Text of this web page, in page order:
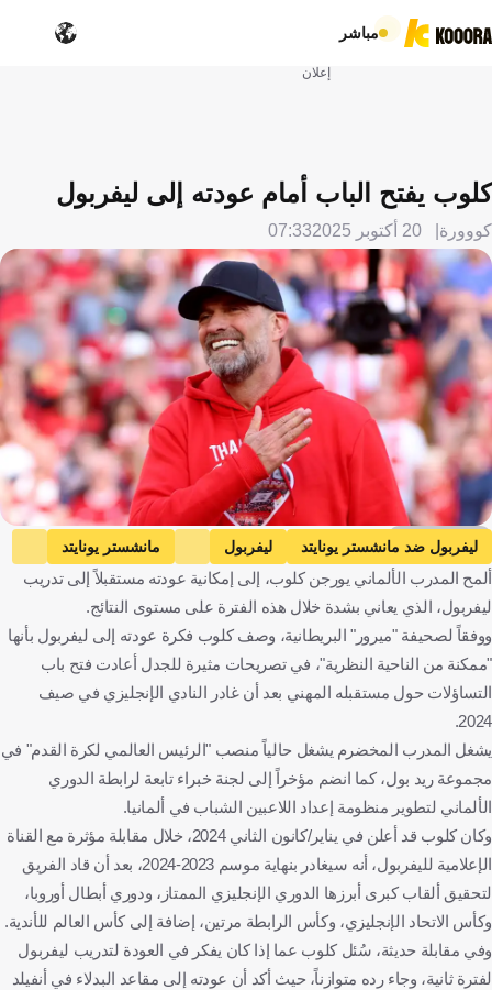
مباشر
إعلان
كلوب يفتح الباب أمام عودته إلى ليفربول
كووورة 20 أكتوبر 2025 07:33
Getty Images
ليفربول ضد مانشستر يونايتد ليفربول
مانشستر يونايتد
الدوري الإنجليزي الممتاز
يورجن كلوب إنجلترا
ألمانيا
كرة قدم
ألمح المدرب الألماني يورجن كلوب، إلى إمكانية عودته مستقبلاً إلى تدريب
ليفربول، الذي يعاني بشدة خلال هذه الفترة على مستوى النتائج.
ووفقاً لصحيفة "ميرور" البريطانية، وصف كلوب فكرة عودته إلى ليفربول بأنها
"ممكنة من الناحية النظرية"، في تصريحات مثيرة للجدل أعادت فتح باب
التساؤلات حول مستقبله المهني بعد أن غادر النادي الإنجليزي في صيف
2024.
يشغل المدرب المخضرم يشغل حالياً منصب "الرئيس العالمي لكرة القدم" في
مجموعة ريد بول، كما انضم مؤخراً إلى لجنة خبراء تابعة لرابطة الدوري
الألماني لتطوير منظومة إعداد اللاعبين الشباب في ألمانيا.
وكان كلوب قد أعلن في يناير/كانون الثاني 2024، خلال مقابلة مؤثرة مع القناة
الإعلامية لليفربول، أنه سيغادر بنهاية موسم 2023-2024، بعد أن قاد الفريق
لتحقيق ألقاب كبرى أبرزها الدوري الإنجليزي الممتاز، ودوري أبطال أوروبا،
وكأس الاتحاد الإنجليزي، وكأس الرابطة مرتين، إضافة إلى كأس العالم للأندية.
وفي مقابلة حديثة، سُئل كلوب عما إذا كان يفكر في العودة لتدريب ليفربول
لفترة ثانية، وجاء رده متوازناً، حيث أكد أن عودته إلى مقاعد البدلاء في أنفيلد